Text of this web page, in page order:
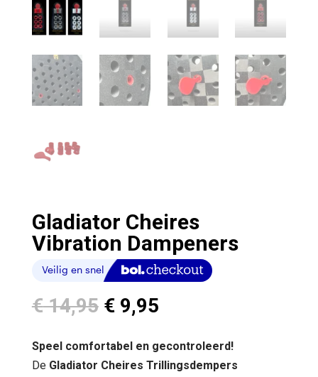
Gladiator Cheires
Vibration Dampeners
€14,95 Oorspronkelijke
was:
€ 14,95.
€9,95Huidige
is:
€ 9,95.
Speel comfortabel en gecontroleerd!
De Gladiator Cheires Trillingsdempers